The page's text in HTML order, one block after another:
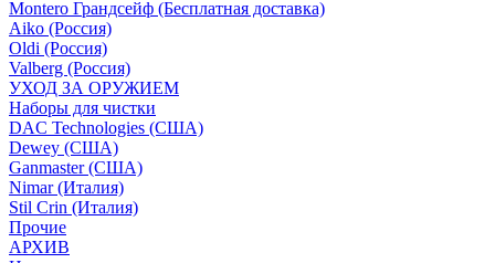
Montero Грандсейф (Бесплатная доставка)
Aiko (Россия)
Oldi (Россия)
Valberg (Россия)
УХОД ЗА ОРУЖИЕМ
Наборы для чистки
DAC Technologies (США)
Dewey (США)
Ganmaster (США)
Nimar (Италия)
Stil Crin (Италия)
Прочие
АРХИВ